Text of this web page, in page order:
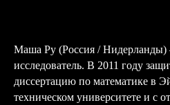
Маша Ру (Россия /
исследователь. В 2011 году
диссертацию по математике в
техническом университете и с